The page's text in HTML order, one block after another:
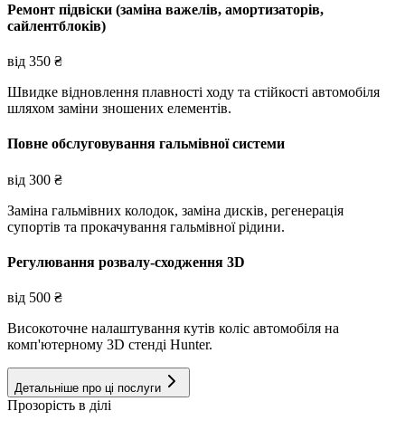
Ремонт підвіски (заміна важелів, амортизаторів,
сайлентблоків)
від 350 ₴
Швидке відновлення плавності ходу та стійкості автомобіля
шляхом заміни зношених елементів.
Повне обслуговування гальмівної системи
від 300 ₴
Заміна гальмівних колодок, заміна дисків, регенерація
супортів та прокачування гальмівної рідини.
Регулювання розвалу-сходження 3D
від 500 ₴
Високоточне налаштування кутів коліс автомобіля на
комп'ютерному 3D стенді Hunter.
Детальніше про ці послуги
Прозорість в ділі